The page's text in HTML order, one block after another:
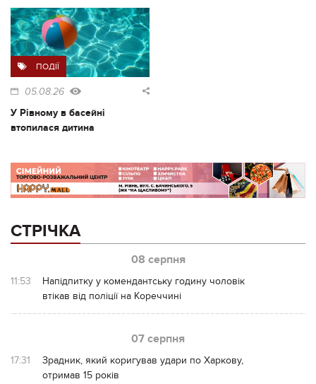
ПОДІЇ
05.08.26
У Рівному в басейні
втопилася дитина
СТРІЧКА
08 серпня
11:53
Напідпитку у комендантську годину чоловік
втікав від поліції на Кореччині
07 серпня
17:31
Зрадник, який коригував удари по Харкову,
отримав 15 років